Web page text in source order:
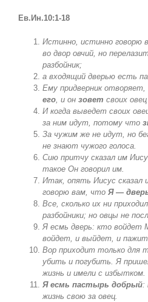
Ев.Ин.10:1-18
Истинно, истинно говорю
во двор овчий, но
разбойник;
а входящий дверью есть
Ему придверник отворяет,
его, и он зовет своих
И когда выведет своих
за ним идут, потому что
За чужим же не идут, но
не знают чужого голоса.
Сию притчу сказал им
такое Он говорил им.
Итак, опять Иисус сказал
говорю вам, что Я —
Все, сколько их ни
разбойники; но овцы не
Я есмь дверь: кто
войдет, и выйдет, и
Вор приходит только для
убить и погубить. Я
жизнь и имели с избытком.
Я есмь пастырь добрый:
жизнь свою за овец.